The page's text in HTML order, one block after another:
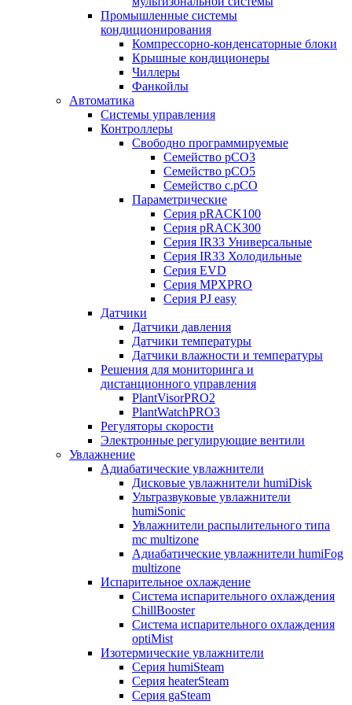
Промышленные системы
кондиционирования
Компрессорно-конденсаторные блоки
Крышные кондиционеры
Чиллеры
Фанкойлы
Автоматика
Системы управления
Контроллеры
Свободно программируемые
Семейство pCO3
Семейство pCO5
Семейство c.pCO
Параметрические
Серия pRACK100
Серия pRACK300
Серия IR33 Универсальные
Серия IR33 Холодильные
Серия EVD
Серия MPXPRO
Серия PJ easy
Датчики
Датчики давления
Датчики температуры
Датчики влажности и температуры
Решения для мониторинга и
дистанционного управления
PlantVisorPRO2
PlantWatchPRO3
Регуляторы скорости
Электронные регулирующие вентили
Увлажнение
Адиабатические увлажнители
Дисковые увлажнители humiDisk
Ультразвуковые увлажнители
humiSonic
Увлажнители распылительного типа
mc multizone
Адиабатические увлажнители humiFog
multizone
Испарительное охлаждение
Система испарительного охлаждения
ChillBooster
Система испарительного охлаждения
optiMist
Изотермические увлажнители
Серия humiSteam
Серия heaterSteam
Серия gaSteam